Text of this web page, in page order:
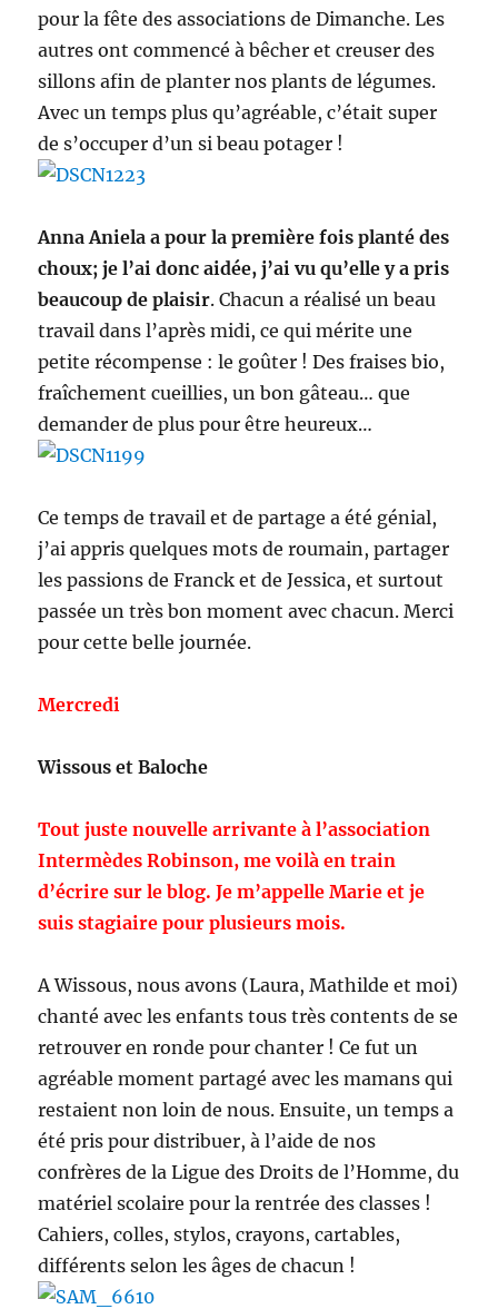
pour la fête des associations de Dimanche. Les
autres ont commencé à bêcher et creuser des
sillons afin de planter nos plants de légumes.
Avec un temps plus qu’agréable, c’était super
de s’occuper d’un si beau potager !
Anna Aniela a pour la première fois planté des
choux; je l’ai donc aidée, j’ai vu qu’elle y a pris
beaucoup de plaisir. Chacun a réalisé un beau
travail dans l’après midi, ce qui mérite une
petite récompense : le goûter ! Des fraises bio,
fraîchement cueillies, un bon gâteau… que
demander de plus pour être heureux…
Ce temps de travail et de partage a été génial,
j’ai appris quelques mots de roumain, partager
les passions de Franck et de Jessica, et surtout
passée un très bon moment avec chacun. Merci
pour cette belle journée.
Mercredi
Wissous et Baloche
Tout juste nouvelle arrivante à l’association
Intermèdes Robinson, me voilà en train
d’écrire sur le blog. Je m’appelle Marie et je
suis stagiaire pour plusieurs mois.
A Wissous, nous avons (Laura, Mathilde et moi)
chanté avec les enfants tous très contents de se
retrouver en ronde pour chanter ! Ce fut un
agréable moment partagé avec les mamans qui
restaient non loin de nous. Ensuite, un temps a
été pris pour distribuer, à l’aide de nos
confrères de la Ligue des Droits de l’Homme, du
matériel scolaire pour la rentrée des classes !
Cahiers, colles, stylos, crayons, cartables,
différents selon les âges de chacun !